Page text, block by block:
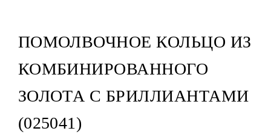
ПОМОЛВОЧНОЕ КОЛЬЦО ИЗ
КОМБИНИРОВАННОГО
ЗОЛОТА С БРИЛЛИАНТАМИ
(025041)